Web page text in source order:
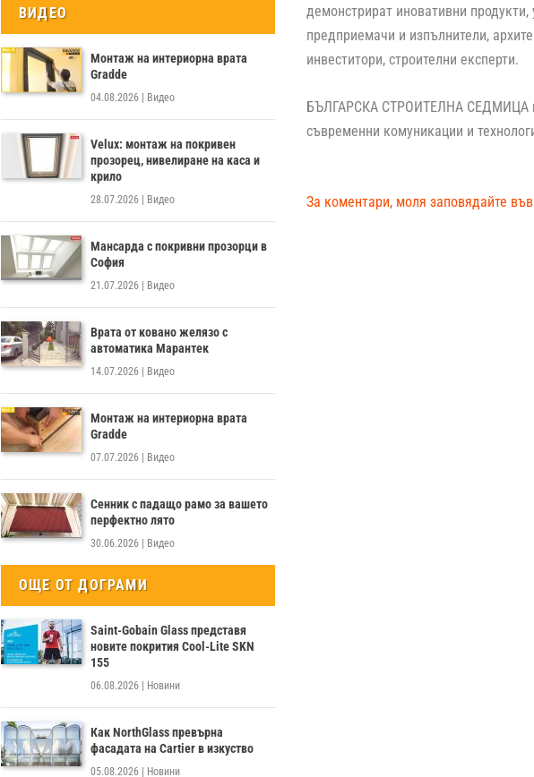
ВИДЕО
Монтаж на интериорна врата
Gradde
04.08.2026 Видео
Velux: монтаж на покривен
прозорец, нивелиране на каса и
крило
28.07.2026 Видео
Мансарда с покривни прозорци в
София
21.07.2026 Видео
Врата от ковано желязо с
автоматика Марантек
14.07.2026 Видео
Монтаж на интериорна врата
Gradde
07.07.2026 Видео
Сенник с падащо рамо за вашето
перфектно лято
30.06.2026 Видео
ОЩЕ ОТ ДОГРАМИ
Saint-Gobain Glass представя
новите покрития Cool-Lite SKN
155
06.08.2026 Новини
Как NorthGlass превърна
фасадата на Cartier в изкуство
05.08.2026 Новини
демонстрират иновативни
предприемачи и изпълнители,
инвеститори, строителни експерти.
БЪЛГАРСКА СТРОИТЕЛНА СЕДМИЦА ще
съвременни комуникации и
За коментари, моля заповядайте